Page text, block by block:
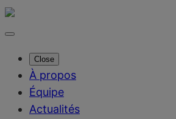
Close
À propos
Équipe
Actualités